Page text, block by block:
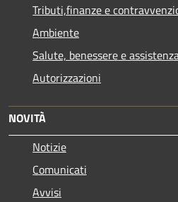
Tributi,finanze e
Ambiente
Salute, benessere e
Autorizzazioni
NOVITÀ
Notizie
Comunicati
Avvisi